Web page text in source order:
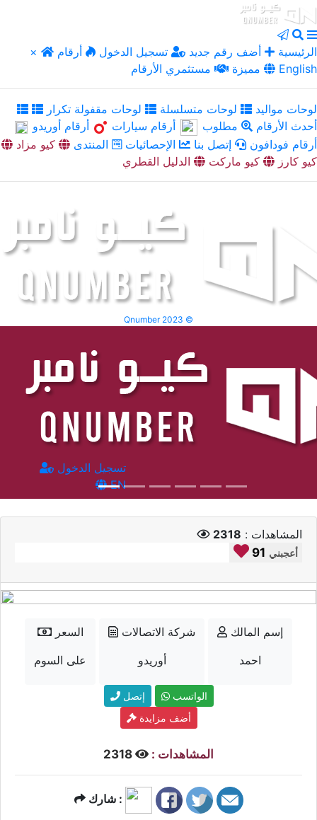
× الرئيسية أضف رقم جديد تسجيل الدخول
أرقام
مميزة
مستثمري الأرقام English
لوحات مواليد لوحات متسلسلة
لوحات مقفولة تكرار
أحدث الأرقام
مطلوب أرقام سيارات
أرقام أوريدو
أرقام فودافون
إتصل بنا الإحصائيات المنتدى
كيو مزاد
كيو كارز
كيو ماركت الدليل القطري
Qnumber 2023 ©
تسجيل الدخول
EN
المشاهدات : 2318
91 أعجبني
السعر
على السوم
شركة الاتصالات
أوريدو
إسم المالك
احمد
إتصل
الواتسب
أضف مزايدة
المشاهدات :
شارك :